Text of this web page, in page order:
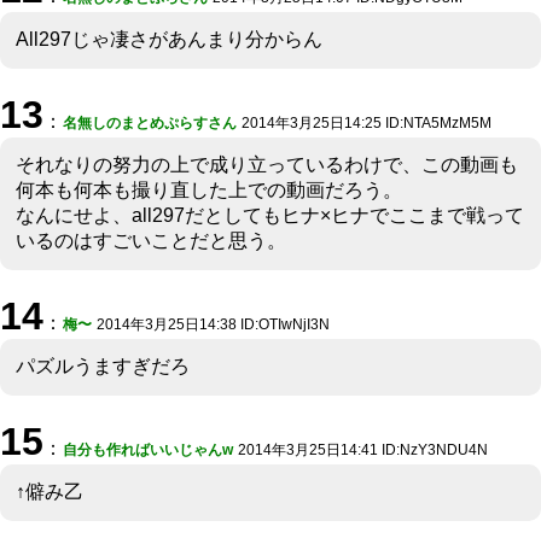
All297じゃ凄さがあんまり分からん
13 ： 名無しのまとめぷらすさん 2014年3月25日14:25 ID:NTA5MzM5M
それなりの努力の上で成り立っているわけで、この動画も
何本も何本も撮り直した上での動画だろう。
なんにせよ、all297だとしてもヒナ×ヒナでここまで戦って
いるのはすごいことだと思う。
14 ： 梅〜 2014年3月25日14:38 ID:OTIwNjI3N
パズルうますぎだろ
15 ： 自分も作ればいいじゃんw 2014年3月25日14:41 ID:NzY3NDU4N
↑僻み乙